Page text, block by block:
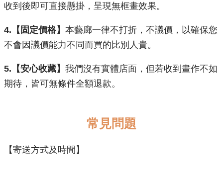
收到後即可直接懸掛，呈現無框畫效果。
​4.【固定價格】 本藝廊一律不打折，不議價，以確保您
不會因議價能力不同而買的比別人貴。
5.【安心收藏】 我們沒有實體店面，但若收到畫作不如
期待，皆可無條件全額退款。
常見問題
【寄送方式及時間】